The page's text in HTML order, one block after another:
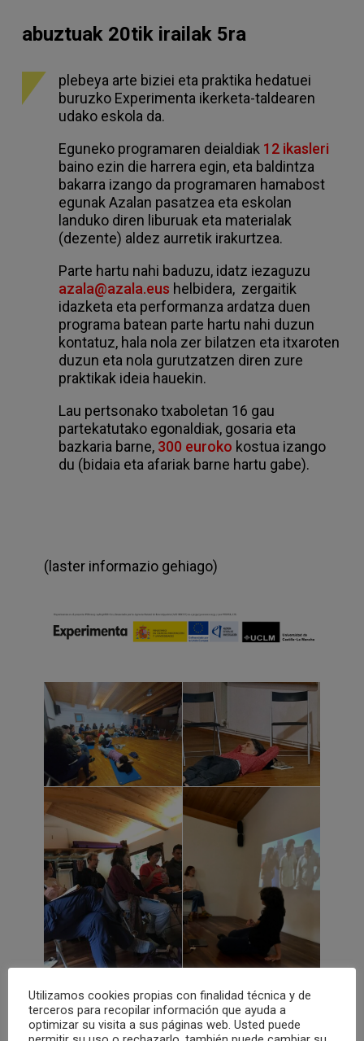
abuztuak 20tik irailak 5ra
plebeya arte biziei eta praktika hedatuei
buruzko Experimenta ikerketa-taldearen
udako eskola da.
Eguneko programaren deialdiak 12 ikasleri
baino ezin die harrera egin, eta baldintza
bakarra izango da programaren hamabost
egunak Azalan pasatzea eta eskolan
landuko diren liburuak eta materialak
(dezente) aldez aurretik irakurtzea.
Parte hartu nahi baduzu, idatz iezaguzu
azala@azala.eus helbidera, zergaitik
idazketa eta performanza ardatza duen
programa batean parte hartu nahi duzun
kontatuz, hala nola zer bilatzen eta itxaroten
duzun eta nola gurutzatzen diren zure
praktikak ideia hauekin.
Lau pertsonako txaboletan 16 gau
partekatutako egonaldiak, gosaria eta
bazkaria barne, 300 euroko kostua izango
du (bidaia eta afariak barne hartu gabe).
(laster informazio gehiago)
Utilizamos cookies propias con finalidad técnica y de
terceros para recopilar información que ayuda a
optimizar su visita a sus páginas web. Usted puede